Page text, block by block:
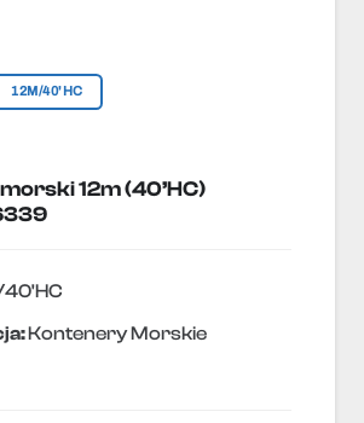
12M/40'HC
12m (40’HC)
40'HC
Kontenery Morskie